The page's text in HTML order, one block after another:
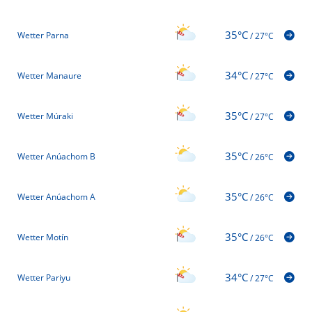
Wetter Parna 35°C/27°C
Wetter Manaure 34°C/27°C
Wetter Múraki 35°C/27°C
Wetter Anúachom B 35°C/26°C
Wetter Anúachom A 35°C/26°C
Wetter Motín 35°C/26°C
Wetter Pariyu 34°C/27°C